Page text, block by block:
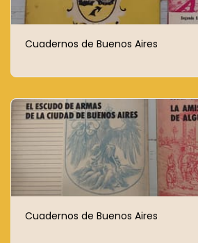
Cuadernos de Buenos Aires
Cuadernos de Buenos Aires